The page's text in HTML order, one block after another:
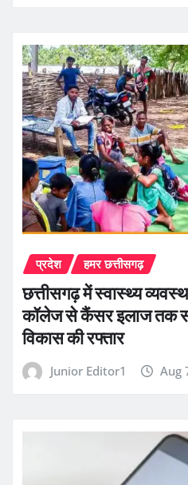
प्रदेश हमर छत्तीसगढ़
छत्तीसगढ़ में स्वास्थ्य
कॉलेज से कैंसर इलाज तक
विकास की रफ्तार
Junior Editor1 Aug